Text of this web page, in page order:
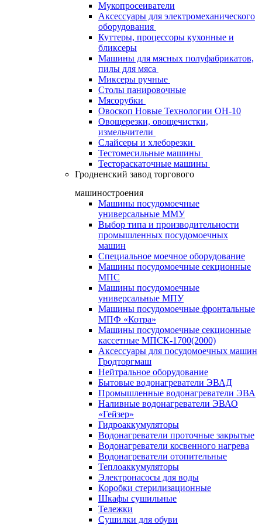
Мукопросеиватели
Аксессуары для электромеханического
оборудования
Куттеры, процессоры кухонные и
бликсеры
Машины для мясных полуфабрикатов,
пилы для мяса
Миксеры ручные
Столы панировочные
Мясорубки
Овоскоп Новые Технологии ОН-10
Овощерезки, овощечистки,
измельчители
Слайсеры и хлеборезки
Тестомесильные машины
Тестораскаточные машины
Гродненский завод торгового
машиностроения
Машины посудомоечные
универсальные ММУ
Выбор типа и производительности
промышленных посудомоечных
машин
Специальное моечное оборудование
Машины посудомоечные секционные
МПС
Машины посудомоечные
универсальные МПУ
Машины посудомоечные фронтальные
МПФ «Котра»
Машины посудомоечные секционные
кассетные МПСК-1700(2000)
Аксессуары для посудомоечных машин
Гродторгмаш
Нейтральное оборудование
Бытовые водонагреватели ЭВАД
Промышленные водонагреватели ЭВА
Наливные водонагреватели ЭВАО
«Гейзер»
Гидроаккумуляторы
Водонагреватели проточные закрытые
Водонагреватели косвенного нагрева
Водонагреватели отопительные
Теплоаккумуляторы
Электронасосы для воды
Коробки стерилизационные
Шкафы сушильные
Тележки
Сушилки для обуви